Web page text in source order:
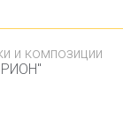
и композиции